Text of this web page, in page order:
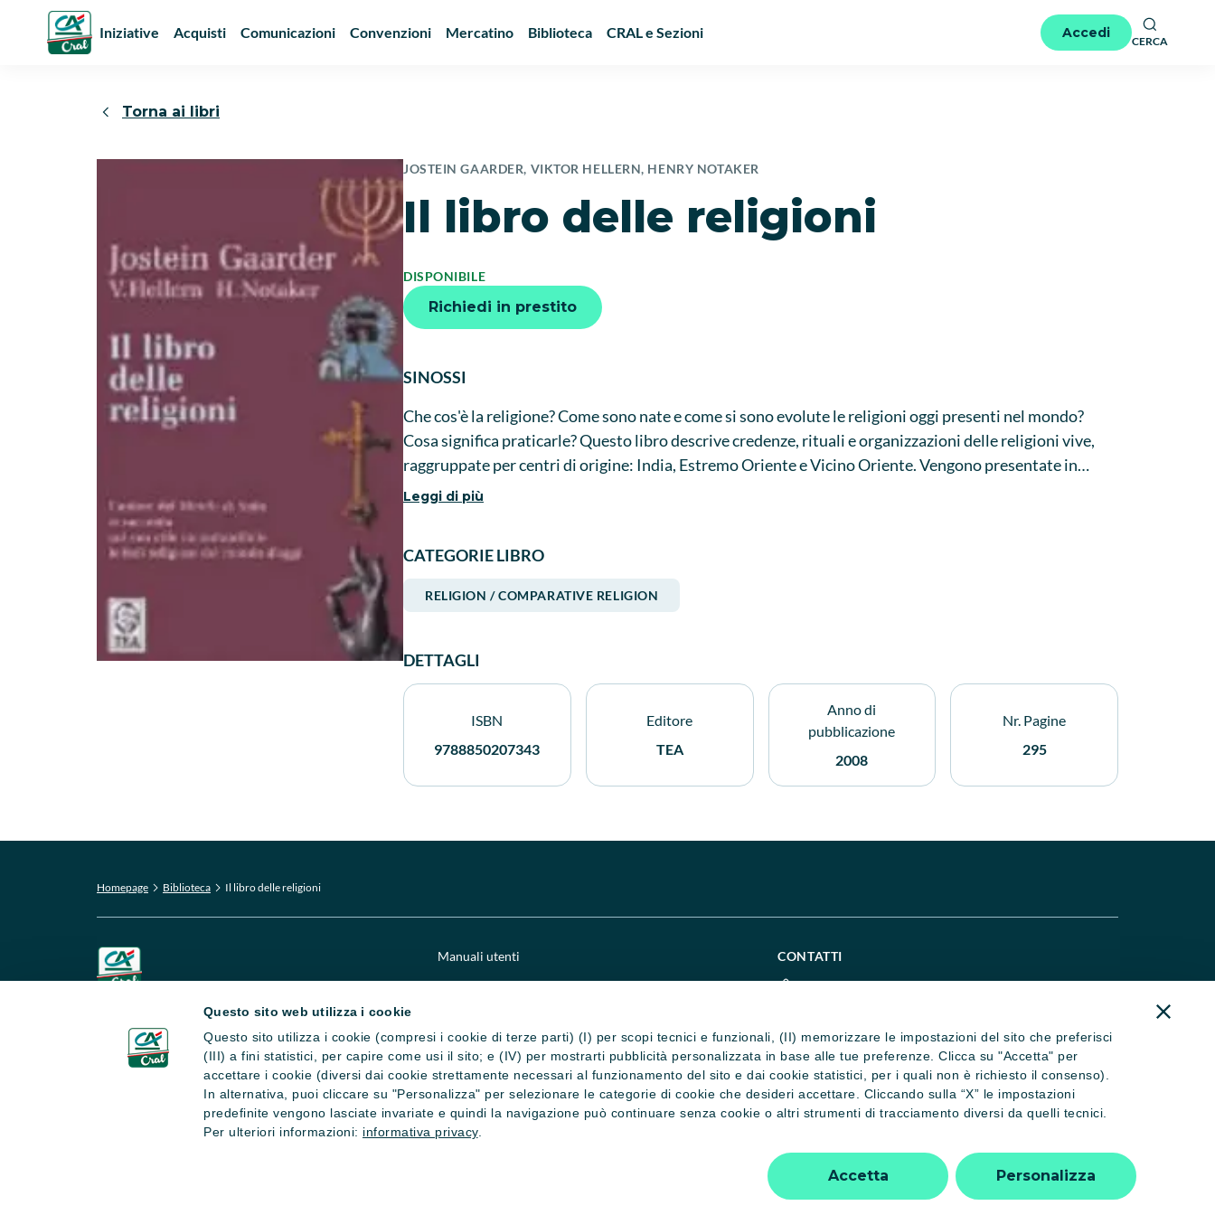
Questo sito web utilizza i cookie
Questo sito utilizza i cookie (compresi i cookie di terze parti) (I) per scopi tecnici e funzionali, (II) memorizzare le impostazioni del sito che preferisci
(III) a fini statistici, per capire come usi il sito; e (IV) per mostrarti pubblicità personalizzata in base alle tue preferenze. Clicca su "Accetta" per
accettare i cookie (diversi dai cookie strettamente necessari al funzionamento del sito e dai cookie statistici, per i quali non è richiesto il consenso).
In alternativa, puoi cliccare su "Personalizza" per selezionare le categorie di cookie che desideri accettare. Cliccando sulla “X” le impostazioni
predefinite vengono lasciate invariate e quindi la navigazione può continuare senza cookie o altri strumenti di tracciamento diversi da quelli tecnici.
Per ulteriori informazioni: informativa privacy.
Accetta Personalizza
Iniziative Acquisti Comunicazioni Convenzioni Mercatino Biblioteca CRAL e Sezioni Accedi
CERCA
Torna ai libri
JOSTEIN GAARDER, VIKTOR HELLERN, HENRY NOTAKER
Il libro delle religioni
DISPONIBILE
Richiedi in prestito
SINOSSI
Che cos'è la religione? Come sono nate e come si sono evolute le religioni oggi presenti nel mondo?
Cosa significa praticarle? Questo libro descrive credenze, rituali e organizzazioni delle religioni vive,
raggruppate per centri di origine: India, Estremo Oriente e Vicino Oriente. Vengono presentate in
forma essenziale e oggettiva, poste tutte sullo stesso piano anche se la trattazione è più dettagliata per
Leggi di più
CATEGORIE LIBRO
RELIGION / COMPARATIVE RELIGION
DETTAGLI
ISBN
9788850207343
Editore
TEA
Anno di
pubblicazione
2008
Nr. Pagine
295
Homepage Biblioteca Il libro delle religioni
Via La Spezia 138 - 43126 Parma
Manuali utenti
Chi siamo
Privacy e cookie policy
Credits
CONTATTI
0521 914667
cral@pec.ca-cral.it
Seguici su Instagram
Affiliato FITeL
n. 3548/2025